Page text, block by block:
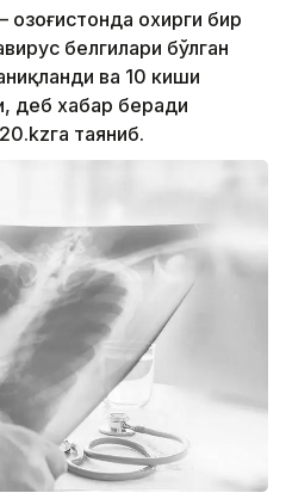
Қозоғистонда охирги бир
белгилари бўлган
ва 10 киши
деб хабар беради
таяниб.